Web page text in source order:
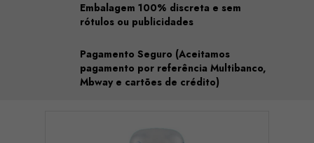
Embalagem 100% discreta e sem
rótulos ou publicidades
Pagamento Seguro (Aceitamos
pagamento por referência Multibanco,
Mbway e cartões de crédito)